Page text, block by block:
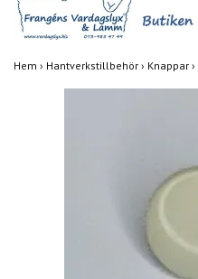
Hem › Hantverkstillbehör › Knappar ›